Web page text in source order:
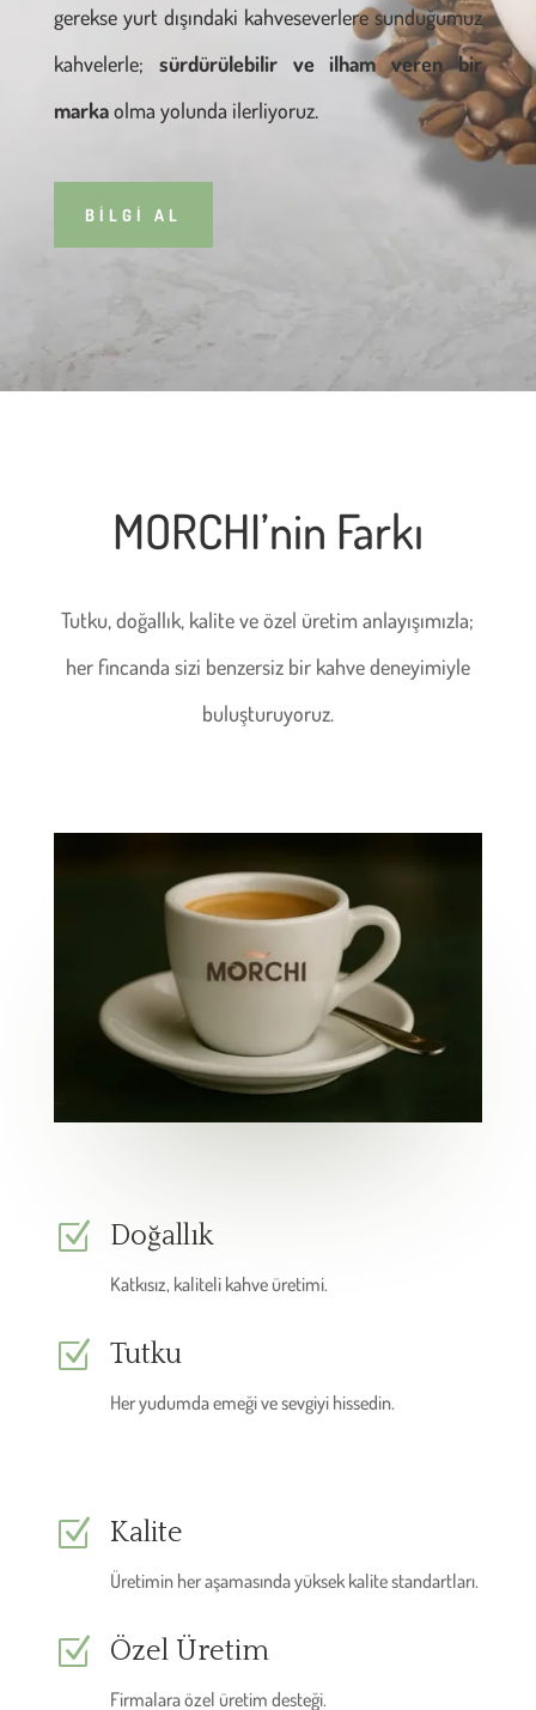
gerekse yurt dışındaki kahveseverlere sunduğumuz
kahvelerle; sürdürülebilir ve ilham veren bir
markaolma yolunda ilerliyoruz.
BİLGİ AL
MORCHI’nin Farkı
Tutku, doğallık, kalite ve özel üretim anlayışımızla;
her fincanda sizi benzersiz bir kahve deneyimiyle
buluşturuyoruz.
Z Doğallık
Katkısız, kaliteli kahve üretimi.
Z Tutku
Her yudumda emeği ve sevgiyi hissedin.
Z Kalite
Üretimin her aşamasında yüksek kalite standartları.
Z Özel Üretim
Firmalara özel üretim desteği.